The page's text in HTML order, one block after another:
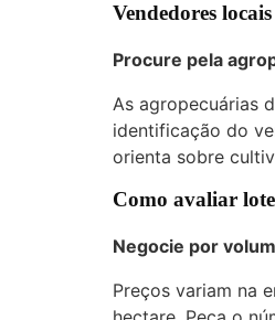
Vendedores
Procure pela
As agropecuárias
identificação do
orienta sobre
Como avaliar
Negocie por
Preços variam na